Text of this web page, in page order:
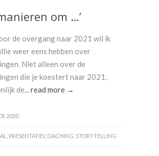
om …’
de overgang naar 2021 wil ik
weer eens hebben over
Niet alleen over de
die je koestert naar 2021,
de...read more →
2020
PRESENTATIECOACHING STORYTELLING